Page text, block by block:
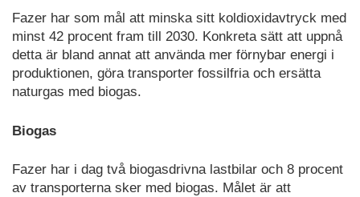
Fazer har som mål att minska sitt koldioxidavtryck med
minst 42 procent fram till 2030. Konkreta sätt att uppnå
detta är bland annat att använda mer förnybar energi i
produktionen, göra transporter fossilfria och ersätta
naturgas med biogas.
Biogas
Fazer har i dag två biogasdrivna lastbilar och 8 procent
av transporterna sker med biogas. Målet är att